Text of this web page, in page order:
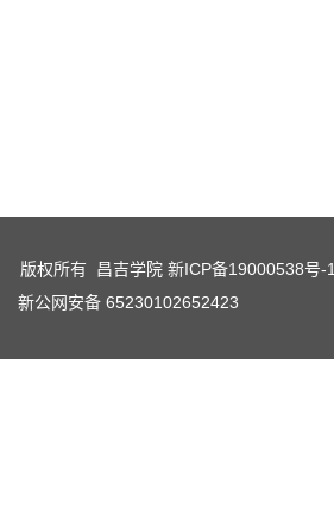
版权所有 昌吉学院 新ICP备19000538号-1
新公网安备 65230102652423